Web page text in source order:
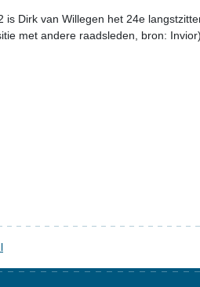
is Dirk van Willegen het 24e
met andere raadsleden, bron: Invior).